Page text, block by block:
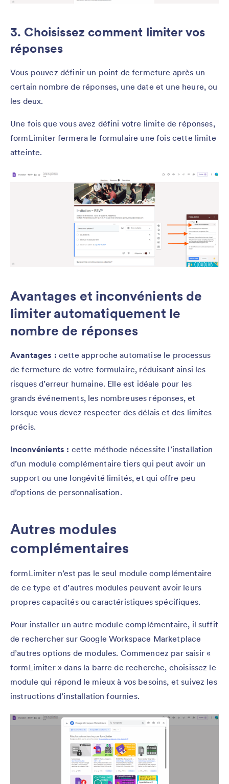
3. Choisissez comment limiter vos
réponses
Vous pouvez définir un point de fermeture après un
certain nombre de réponses, une date et une heure, ou
les deux.
Une fois que vous avez défini votre limite de réponses,
formLimiter fermera le formulaire une fois cette limite
atteinte.
Avantages et inconvénients de
limiter automatiquement le
nombre de réponses
Avantages : cette approche automatise le processus
de fermeture de votre formulaire, réduisant ainsi les
risques d’erreur humaine. Elle est idéale pour les
grands événements, les nombreuses réponses, et
lorsque vous devez respecter des délais et des limites
précis.
Inconvénients : cette méthode nécessite l’installation
d’un module complémentaire tiers qui peut avoir un
support ou une longévité limités, et qui offre peu
d’options de personnalisation.
Autres modules
complémentaires
formLimiter n’est pas le seul module complémentaire
de ce type et d’autres modules peuvent avoir leurs
propres capacités ou caractéristiques spécifiques.
Pour installer un autre module complémentaire, il suffit
de rechercher sur Google Workspace Marketplace
d’autres options de modules. Commencez par saisir «
formLimiter » dans la barre de recherche, choisissez le
module qui répond le mieux à vos besoins, et suivez les
instructions d’installation fournies.